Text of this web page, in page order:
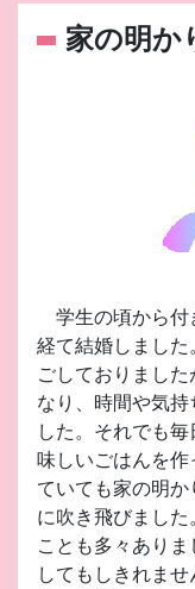
家の明か
学生の頃から付
経て結婚しまし
ごしておりまし
なり、時間や気
した。それでも
味しいごはんを
ていても家の明
に吹き飛びまし
ことも多々あり
してもしきれま